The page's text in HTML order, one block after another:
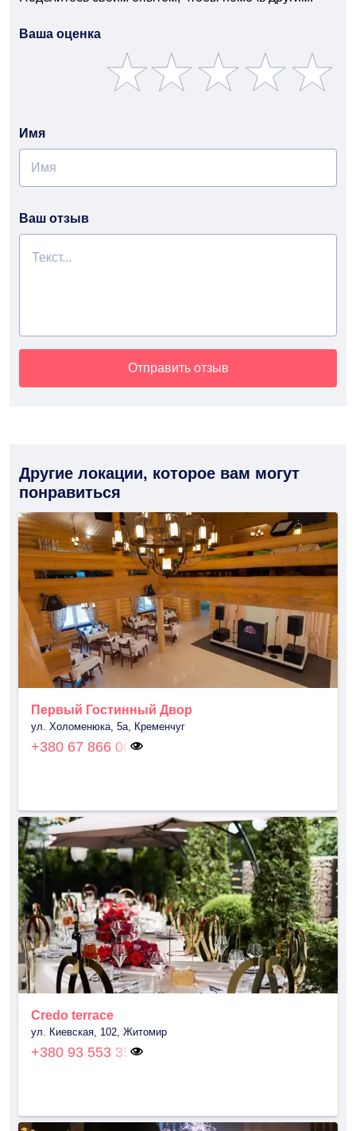
Ваша оценка
Имя
Ваш отзыв
Отправить отзыв
Другие локации, которое вам могут
понравиться
Первый Гостинный Двор
ул. Холоменюка, 5а, Кременчуг
+380 67 866 00
Credo terrace
ул. Киевская, 102, Житомир
+380 93 553 35